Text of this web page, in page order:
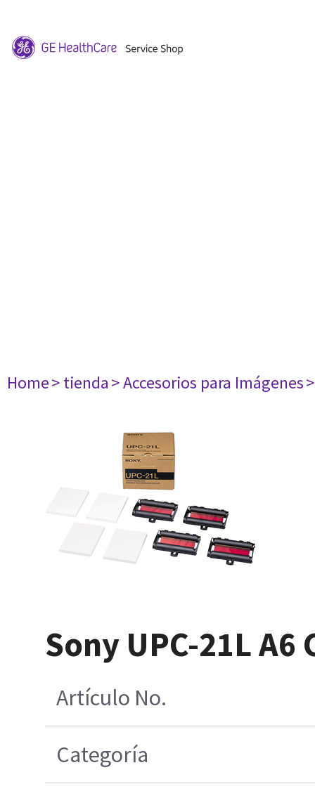
Home> tienda> Accesorios para Imágenes
Sony UPC-21L
Artículo No.
Categoría